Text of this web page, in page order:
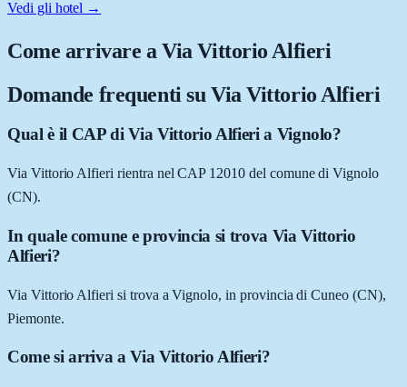
Vedi gli hotel →
Come arrivare aVia Vittorio Alfieri
Domande frequenti su Via Vittorio Alfieri
Qual è il CAP di Via Vittorio Alfieri a Vignolo?
Via Vittorio Alfieri rientra nel CAP 12010 del comune di Vignolo
(CN).
In quale comune e provincia si trova Via Vittorio
Alfieri?
Via Vittorio Alfieri si trova a Vignolo, in provincia di Cuneo (CN),
Piemonte.
Come si arriva a Via Vittorio Alfieri?